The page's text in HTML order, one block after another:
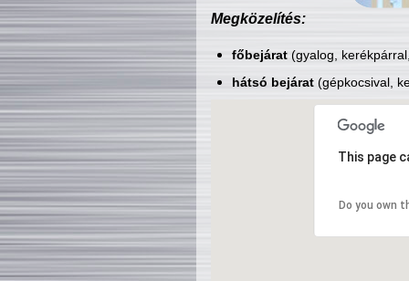
Megközelítés:
főbejárat(gyalog,
hátsó bejárat(gépkocsival,
This page
Do you own